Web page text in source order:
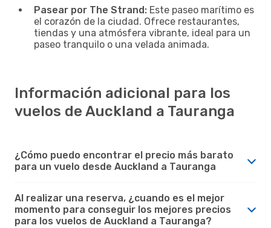
Pasear por The Strand: Este paseo marítimo es
el corazón de la ciudad. Ofrece restaurantes,
tiendas y una atmósfera vibrante, ideal para un
paseo tranquilo o una velada animada.
Información adicional para los
vuelos de Auckland a Tauranga
¿Cómo puedo encontrar el precio más barato
para un vuelo desde Auckland a Tauranga
Al realizar una reserva, ¿cuando es el mejor
momento para conseguir los mejores precios
para los vuelos de Auckland a Tauranga?